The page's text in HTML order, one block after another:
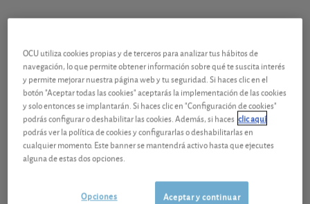
OCU INVERSIONES
17,00€/mes
1 mes gratis y ¡35% de descuento durante el primer año!
Prueba ahora
OCU utiliza cookies propias y de terceros para analizar tus hábitos de
navegación, lo que permite obtener información sobre qué te suscita interés
y permite mejorar nuestra página web y tu seguridad. Si haces clic en el
botón "Aceptar todas las cookies" aceptarás la implementación de las cookies
y solo entonces se implantarán. Si haces clic en "Configuración de cookies"
podrás configurar o deshabilitar las cookies. Además, si haces clic aquí
podrás ver la política de cookies y configurarlas o deshabilitarlas en
cualquier momento. Este banner se mantendrá activo hasta que ejecutes
alguna de estas dos opciones.
Aceptar y continuar
Opciones